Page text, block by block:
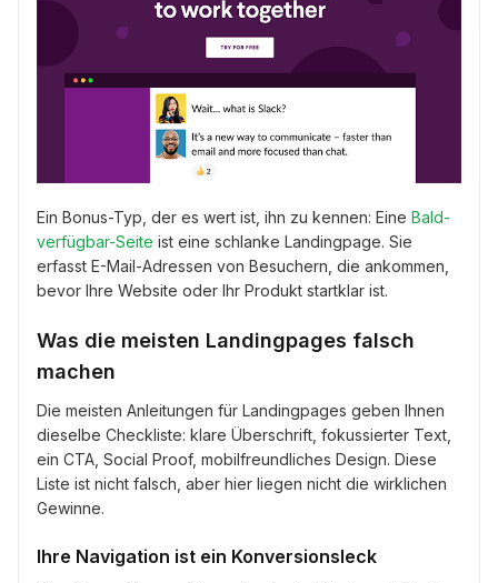
Ein Bonus-Typ, der es wert ist, ihn zu kennen: Eine Bald-
verfügbar-Seite ist eine schlanke Landingpage. Sie
erfasst E-Mail-Adressen von Besuchern, die ankommen,
bevor Ihre Website oder Ihr Produkt startklar ist.
Was die meisten Landingpages falsch
machen
Die meisten Anleitungen für Landingpages geben Ihnen
dieselbe Checkliste: klare Überschrift, fokussierter Text,
ein CTA, Social Proof, mobilfreundliches Design. Diese
Liste ist nicht falsch, aber hier liegen nicht die wirklichen
Gewinne.
Ihre Navigation ist ein Konversionsleck